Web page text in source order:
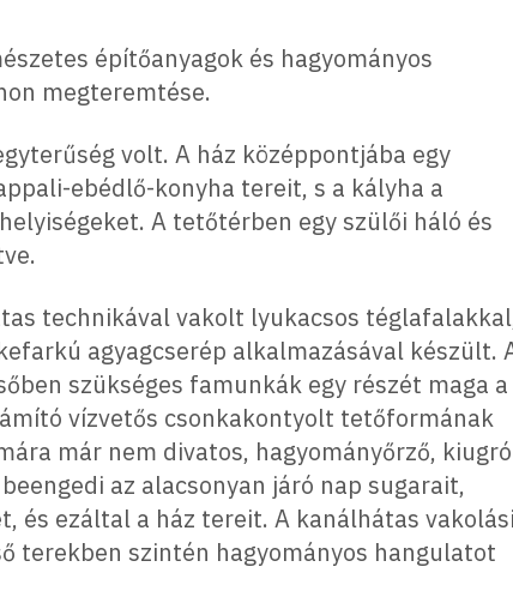
építőanyagok és hagyományos
megteremtése.
volt. A ház középpontjába egy
ebédlő-konyha tereit, s a kályha a
A tetőtérben egy szülői háló és
technikával vakolt lyukacsos
agyagcserép alkalmazásával készült.
szükséges famunkák egy részét maga a
vízvetős csonkakontyolt tetőformának
már nem divatos, hagyományőrző, kiugró
az alacsonyan járó nap sugarait,
és ezáltal a ház tereit. A kanálhátas vakolási
terekben szintén hagyományos hangulatot